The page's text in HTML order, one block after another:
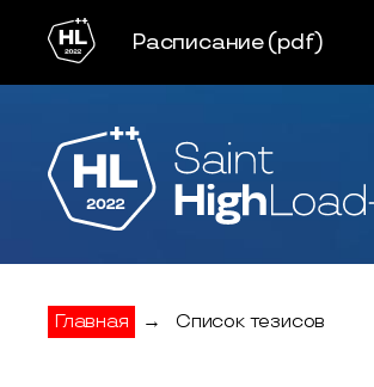
Расписание(pdf)
Главная → Список тезисов